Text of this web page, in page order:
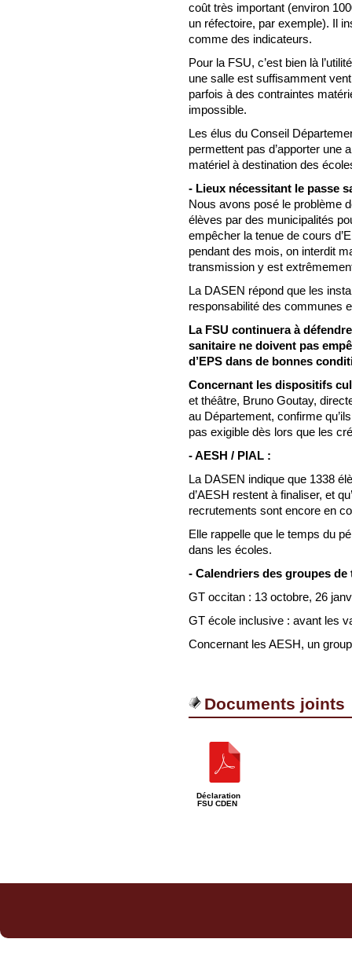
coût très important (environ
un réfectoire, par exemple). Il
comme des indicateurs.
Pour la FSU, c’est bien là
une salle est suffisamment
parfois à des contraintes
impossible.
Les élus du Conseil
permettent pas d’apporter une
matériel à destination des
- Lieux nécessitant le passe
Nous avons posé le problème
élèves par des municipalités
empêcher la tenue de cours
pendant des mois, on interdit
transmission y est
La DASEN répond que les
responsabilité des communes
La FSU continuera à
sanitaire ne doivent pas
d’EPS dans de bonnes
Concernant les dispositifs
et théâtre, Bruno Goutay,
au Département, confirme
pas exigible dès lors que les
- AESH / PIAL :
La DASEN indique que 1338
d’AESH restent à finaliser, et
recrutements sont encore en
Elle rappelle que le temps du
dans les écoles.
- Calendriers des groupes de
GT occitan : 13 octobre, 26
GT école inclusive : avant les
Concernant les AESH, un
Documents joints
Déclaration
FSU CDEN